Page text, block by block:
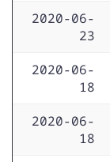
2020-06-
23
2020-06-
18
2020-06-
18